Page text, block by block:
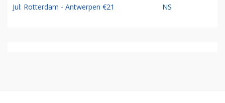
Jul: Rotterdam - Antwerpen €21 NS